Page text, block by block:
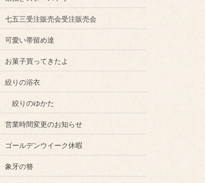
七五三受注販売会受注販売会
可愛い帯留め達
お菓子買ってきたよ
絞りの浴衣
絞りのゆかた
営業時間変更のお知らせ
ゴールデンウイーク休暇
象牙の簪